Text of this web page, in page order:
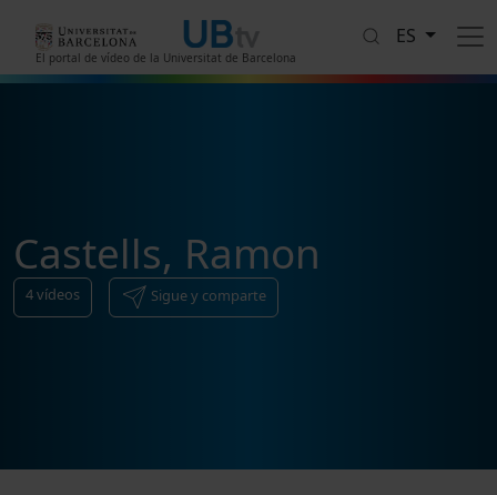
El portal de vídeo de la Universitat de Barcelona
ES
Castells, Ramon
4vídeos Sigue y comparte